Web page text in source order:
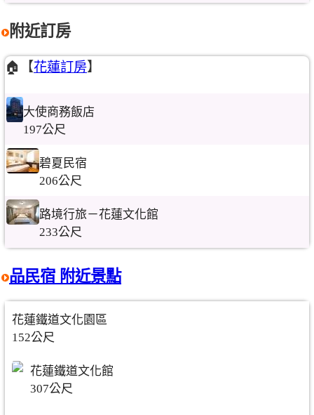
附近訂房
🏠【花蓮訂房】
大使商務飯店
197公尺
碧夏民宿
206公尺
路境行旅－花蓮文化館
233公尺
品民宿 附近景點
花蓮鐵道文化園區
152公尺
花蓮鐵道文化館
307公尺